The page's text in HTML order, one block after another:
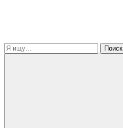
Поиск